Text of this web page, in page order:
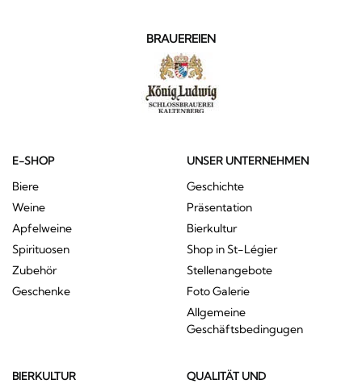
BRAUEREIEN
E-SHOP
Biere
Weine
Apfelweine
Spirituosen
Zubehör
Geschenke
UNSER UNTERNEHMEN
Geschichte
Präsentation
Bierkultur
Shop in St-Légier
Stellenangebote
Foto Galerie
Allgemeine
Geschäftsbedingugen
BIERKULTUR
QUALITÄT UND